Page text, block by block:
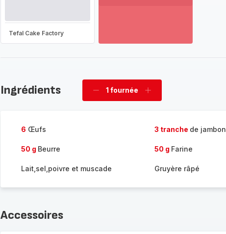
Tefal Cake Factory
la
Ingrédients
Supprimer
1 fournée
Ajouter
6 Œufs 3 tranche de jambon
50 g Beurre 50 g Farine
Lait,sel,poivre et muscade Gruyère râpé
Accessoires